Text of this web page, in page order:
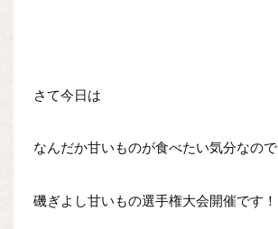
さて今日は
なんだか甘いものが食べたい気分なので
磯ぎよし甘いもの選手権大会開催です！